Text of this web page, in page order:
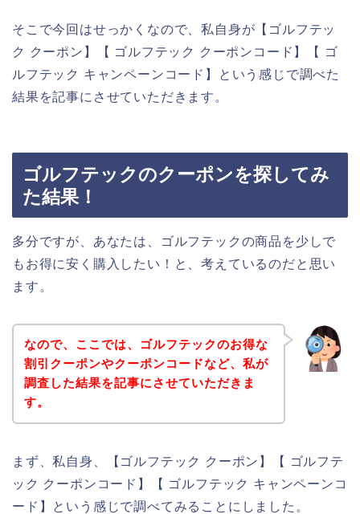
そこで今回はせっかくなので、私自身が【ゴルフテッ
ク クーポン】【 ゴルフテック クーポンコード】【 ゴ
ルフテック キャンペーンコード】という感じで調べた
結果を記事にさせていただきます。
ゴルフテックのクーポンを探してみ
た結果！
多分ですが、あなたは、ゴルフテックの商品を少しで
もお得に安く購入したい！と、考えているのだと思い
ます。
なので、ここでは、ゴルフテックのお得な
割引クーポンやクーポンコードなど、私が
調査した結果を記事にさせていただきま
す。
まず、私自身、【ゴルフテック クーポン】【 ゴルフテ
ック クーポンコード】【 ゴルフテック キャンペーンコ
ード】という感じで調べてみることにしました。